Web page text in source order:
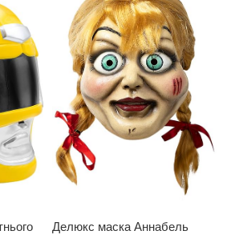
Делюкс маска Аннабель